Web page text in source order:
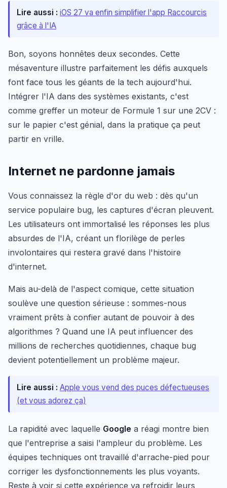
Lire aussi : iOS 27 va enfin simplifier l'app Raccourcis
grâce à l'IA
Bon, soyons honnêtes deux secondes. Cette
mésaventure illustre parfaitement les défis auxquels
font face tous les géants de la tech aujourd'hui.
Intégrer l'IA dans des systèmes existants, c'est
comme greffer un moteur de Formule 1 sur une 2CV :
sur le papier c'est génial, dans la pratique ça peut
partir en vrille.
Internet ne pardonne jamais
Vous connaissez la règle d'or du web : dès qu'un
service populaire bug, les captures d'écran pleuvent.
Les utilisateurs ont immortalisé les réponses les plus
absurdes de l'IA, créant un florilège de perles
involontaires qui restera gravé dans l'histoire
d'internet.
Mais au-delà de l'aspect comique, cette situation
soulève une question sérieuse : sommes-nous
vraiment prêts à confier autant de pouvoir à des
algorithmes ? Quand une IA peut influencer des
millions de recherches quotidiennes, chaque bug
devient potentiellement un problème majeur.
Lire aussi : Apple vous vend des puces défectueuses
(et vous adorez ça)
La rapidité avec laquelle Google a réagi montre bien
que l'entreprise a saisi l'ampleur du problème. Les
équipes techniques ont travaillé d'arrache-pied pour
corriger les dysfonctionnements les plus voyants.
Reste à voir si cette expérience va refroidir leurs